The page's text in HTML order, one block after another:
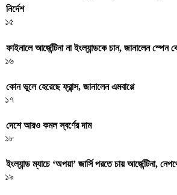
নির্দেশ
১৫
ফাইনালে আর্জেন্টিনা না ইংল্যান্ডকে চান, জানালেন স্পেন
১৬
কোন ভুলে হেরেছে ফ্রান্স, জানালেন এমবাপ্পে
১৭
দেশে আরও কমল স্বর্ণের দাম
১৮
ইংল্যান্ড ম্যাচে ‘অপয়া’ জার্সি পরতে চায় আর্জেন্টিনা,
১৯